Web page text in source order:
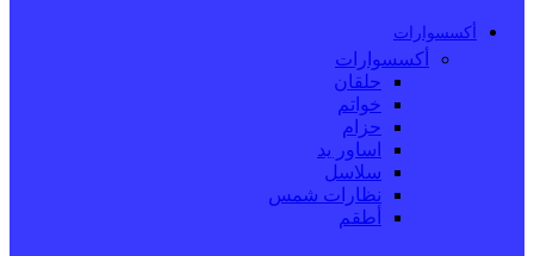
أكسسوارات
أكسسوارات
حلقان
خواتم
حزام
اساور يد
سلاسل
نظارات شمس
أطقم